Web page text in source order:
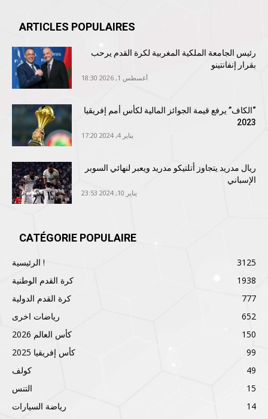
ARTICLES POPULAIRES
رئيس الجامعة الملكية المغربية لكرة القدم يرحب
بقرار إنفانتينو
أغسطس 1, 2026 18:30
“الكاف” يرفع قيمة الجوائز المالية لكأس أمم إفريقيا
2023
يناير 4, 2024 17:20
ريال مدريد يتجاوز أتلتيكو مدريد ويعبر لنهائي السوبر
الإسباني
يناير 10, 2024 23:53
CATÉGORIE POPULAIRE
الرئيسية !
3125
كرة القدم الوطنية
1938
كرة القدم الدولية
777
رياضات اخرى
652
كأس العالم 2026
150
كأس إفريقيا 2025
99
كولف
49
التنس
15
رياضة السيارات
14